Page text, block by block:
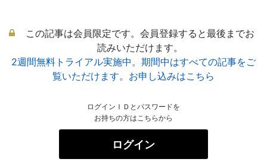
この記事は会員限定です。会員登録すると最後までお
読みいただけます。
2週間無料トライアル実施中。期間中はすべての記事をご
覧いただけます。お申し込みはこちら
ログインＩＤとパスワードを
お持ちの方はこちらから
ログイン